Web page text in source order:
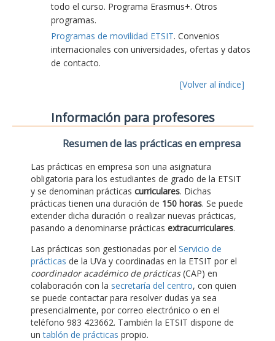
todo el curso. Programa Erasmus+. Otros
programas.
Programas de movilidad ETSIT. Convenios
internacionales con universidades, ofertas y datos
de contacto.
[Volver al índice]
Información para profesores
Resumen de las prácticas en empresa
Las prácticas en empresa son una asignatura
obligatoria para los estudiantes de grado de la ETSIT
y se denominan prácticas curriculares. Dichas
prácticas tienen una duración de 150 horas. Se puede
extender dicha duración o realizar nuevas prácticas,
pasando a denominarse prácticas extracurriculares.
Las prácticas son gestionadas por el Servicio de
prácticas de la UVa y coordinadas en la ETSIT por el
coordinador académico de prácticas(CAP) en
colaboración con la secretaría del centro, con quien
se puede contactar para resolver dudas ya sea
presencialmente, por correo electrónico o en el
teléfono 983 423662. También la ETSIT dispone de
untablón de prácticas propio.